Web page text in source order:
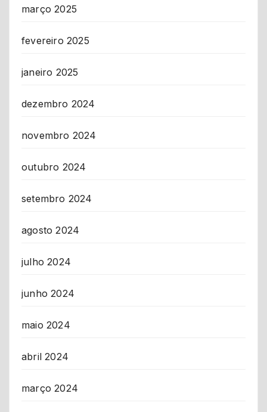
março 2025
fevereiro 2025
janeiro 2025
dezembro 2024
novembro 2024
outubro 2024
setembro 2024
agosto 2024
julho 2024
junho 2024
maio 2024
abril 2024
março 2024